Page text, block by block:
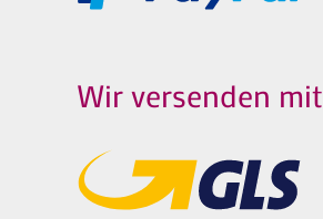
Wir versenden mit